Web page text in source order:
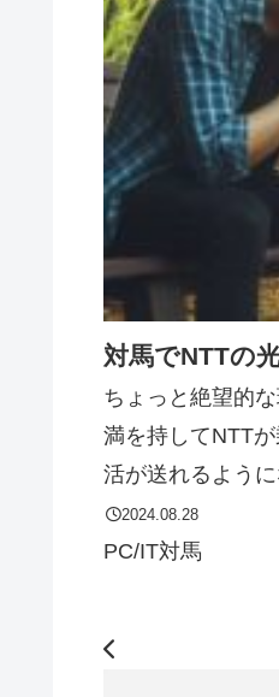
対馬でNTTの
ちょっと絶望的
満を持してNTT
活が送れるよう
2024.08.28
PC/IT対馬